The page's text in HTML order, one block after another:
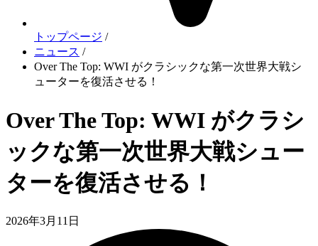
トップページ /
ニュース /
Over The Top: WWI がクラシックな第一次世界大戦シ
ューターを復活させる！
Over The Top: WWI がクラシ
ックな第一次世界大戦シュー
ターを復活させる！
2026年3月11日